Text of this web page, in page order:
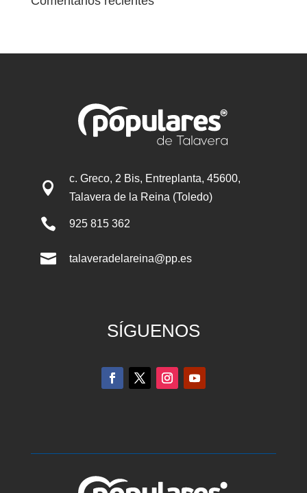

c. Greco, 2 Bis, Entreplanta, 45600,
Talavera de la Reina (Toledo)
 925 815 362
 talaveradelareina@pp.es
SÍGUENOS